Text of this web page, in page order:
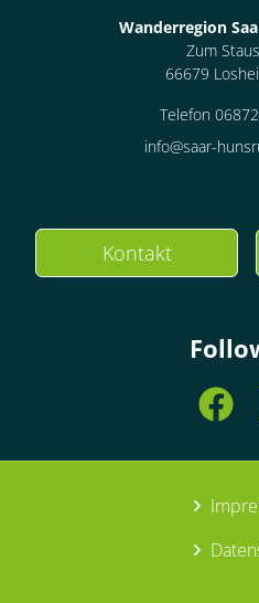
Wanderregion
Zum
66679
Telefon
info@saar-
Kontakt